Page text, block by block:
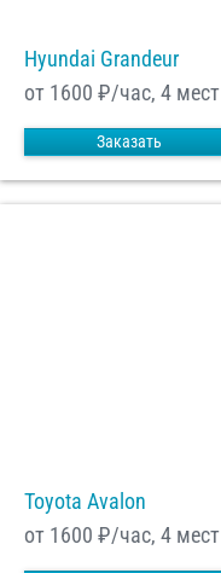
Hyundai Grandeur
от 1600 ₽/час, 4 мест
Заказать
Toyota Avalon
от 1600 ₽/час, 4 мест